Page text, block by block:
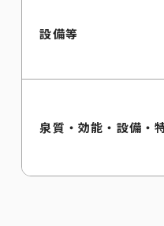
設備等
泉質・効能・設備・